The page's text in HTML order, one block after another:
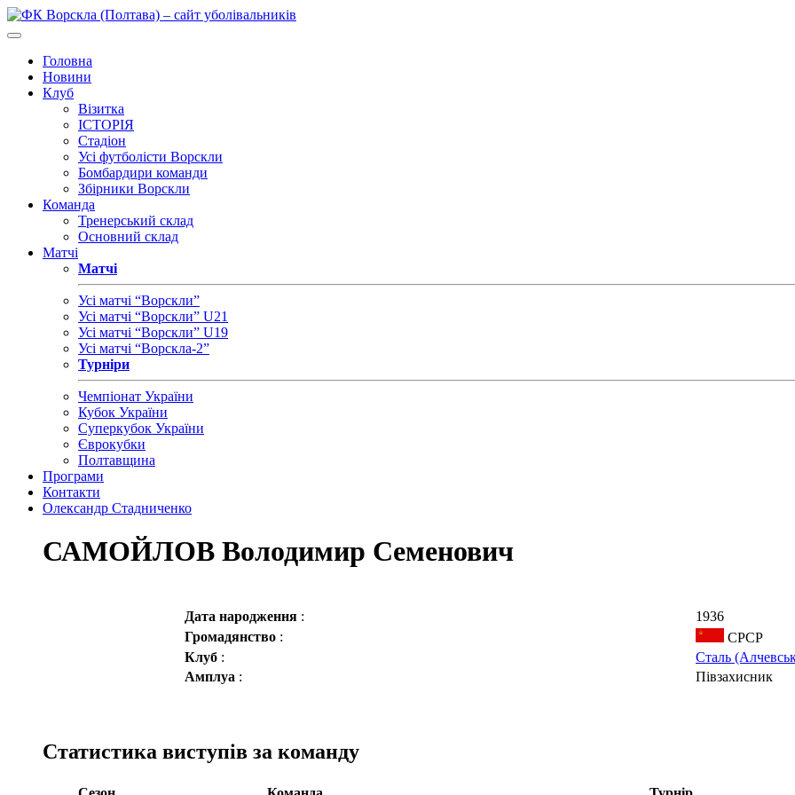
Головна
Новини
Клуб
Візитка
ІСТОРІЯ
Стадіон
Усі футболісти Ворскли
Бомбардири команди
Збірники Ворскли
Команда
Тренерський склад
Основний склад
Матчі
Матчі
Усі матчі “Ворскли”
Усі матчі “Ворскли” U21
Усі матчі “Ворскли” U19
Усі матчі “Ворскла-2”
Турніри
Чемпіонат України
Кубок України
Суперкубок України
Єврокубки
Полтавщина
Програми
Контакти
Олександр Стадниченко
САМОЙЛОВ Володимир Семенович
Дата народження :
1936
Громадянство :
СРСР
Клуб :
Сталь
Амплуа : Півзахисник
Статистика виступів за команду